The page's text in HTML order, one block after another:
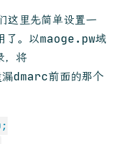
这里先简单设置一
了。以maoge.pw域
，将
dmarc前面的那个